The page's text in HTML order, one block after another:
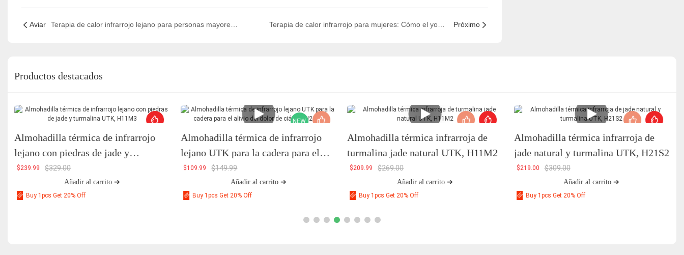
Aviar Terapia de calor infrarrojo para mujeres: Cómo el yoga y el pilates mejoran la flexibilidad y la relajación Próximo
Productos destacados
Almohadilla térmica de infrarrojo
lejano con piedras de jade y
turmalina UTK, H11M3
Buy 1pcs Get 20% Off
$239.99 $329.00
Añadir al carrito ➔
NEW
Almohadilla térmica de infrarrojo
lejano UTK para la cadera para el
alivio del dolor de ciática, H21C1
Buy 1pcs Get 20% Off
$109.99 $149.99
Añadir al carrito ➔
Almohadilla térmica infrarroja de
turmalina jade natural UTK, H11M2
Buy 1pcs Get 20% Off
$209.99 $269.00
Añadir al carrito ➔
Almohadilla térmica infrarroja de
jade natural y turmalina UTK, H21S2
Buy 1pcs Get 20% Off
$219.00 $309.00
Añadir al carrito ➔